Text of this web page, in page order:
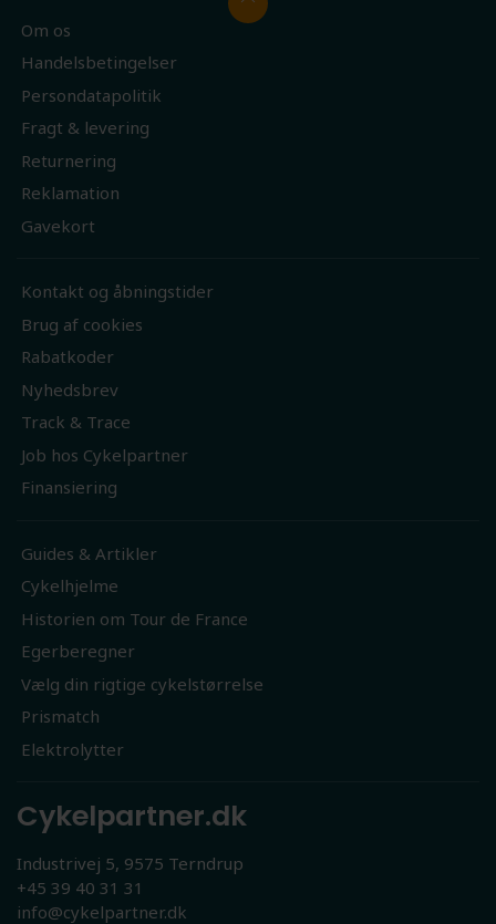
Om os
Handelsbetingelser
Persondatapolitik
Fragt & levering
Returnering
Reklamation
Gavekort
Kontakt og åbningstider
Brug af cookies
Rabatkoder
Nyhedsbrev
Track & Trace
Job hos Cykelpartner
Finansiering
Guides & Artikler
Cykelhjelme
Historien om Tour de France
Egerberegner
Vælg din rigtige cykelstørrelse
Prismatch
Elektrolytter
Cykelpartner.dk
Industrivej 5, 9575 Terndrup
+45 39 40 31 31
info@cykelpartner.dk